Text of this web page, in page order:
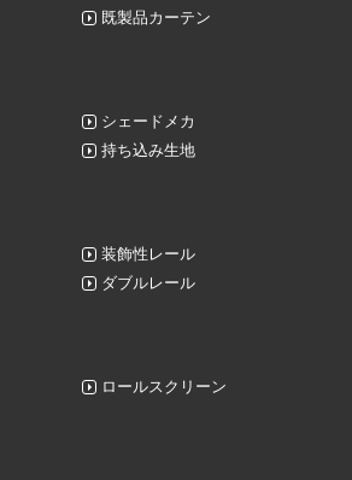
既製品カーテン
シェードメカ
持ち込み生地
装飾性レール
ダブルレール
ロールスクリーン